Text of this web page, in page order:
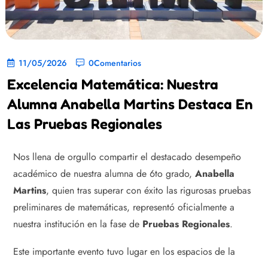
11/05/2026 0Comentarios
Excelencia Matemática: Nuestra
Alumna Anabella Martins Destaca En
Las Pruebas Regionales
Nos llena de orgullo compartir el destacado desempeño
académico de nuestra alumna de 6to grado, Anabella
Martins, quien tras superar con éxito las rigurosas pruebas
preliminares de matemáticas, representó oficialmente a
nuestra institución en la fase de Pruebas Regionales.
Este importante evento tuvo lugar en los espacios de la